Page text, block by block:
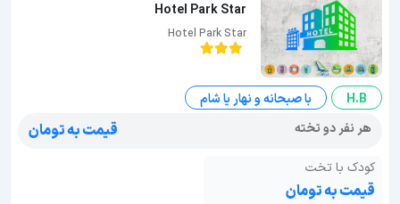
Hotel Park Star
Hotel Park Star
H.B
با صبحانه و نهار یا شام
هر نفر دو تخته
قیمت به تومان
کودک با تخت
قیمت به تومان